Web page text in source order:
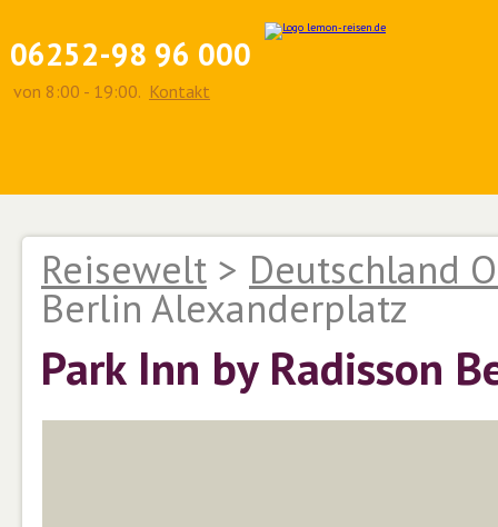
06252-98 96 000
von 8:00 - 19:00. Kontakt
Reisewelt > Deutschland
Berlin Alexanderplatz
Park Inn by Radisson